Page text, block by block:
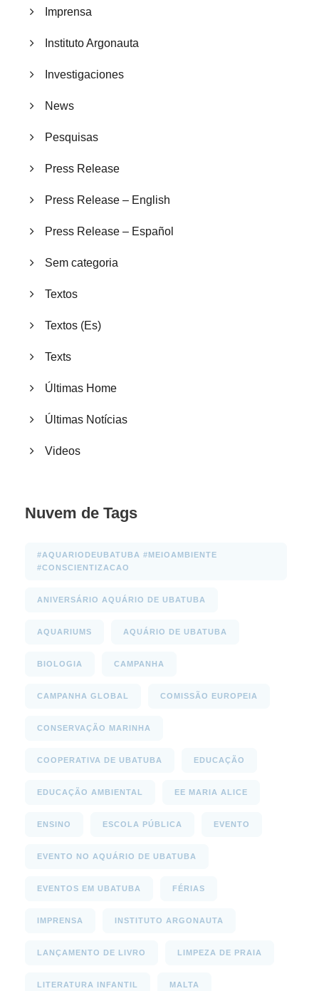
Imprensa
Instituto Argonauta
Investigaciones
News
Pesquisas
Press Release
Press Release – English
Press Release – Español
Sem categoria
Textos
Textos (Es)
Texts
Últimas Home
Últimas Notícias
Videos
Nuvem de Tags
#AQUARIODEUBATUBA #MEIOAMBIENTE
#CONSCIENTIZACAO
ANIVERSÁRIO AQUÁRIO DE UBATUBA
AQUARIUMS AQUÁRIO DE UBATUBA
BIOLOGIA CAMPANHA
CAMPANHA GLOBAL COMISSÃO EUROPEIA
CONSERVAÇÃO MARINHA
COOPERATIVA DE UBATUBA EDUCAÇÃO
EDUCAÇÃO AMBIENTAL EE MARIA ALICE
ENSINO ESCOLA PÚBLICA EVENTO
EVENTO NO AQUÁRIO DE UBATUBA
EVENTOS EM UBATUBA FÉRIAS
IMPRENSA INSTITUTO ARGONAUTA
LANÇAMENTO DE LIVRO LIMPEZA DE PRAIA
LITERATURA INFANTIL MALTA